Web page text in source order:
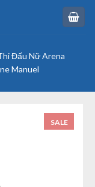
Đấu Nữ Arena
Manuel
SALE